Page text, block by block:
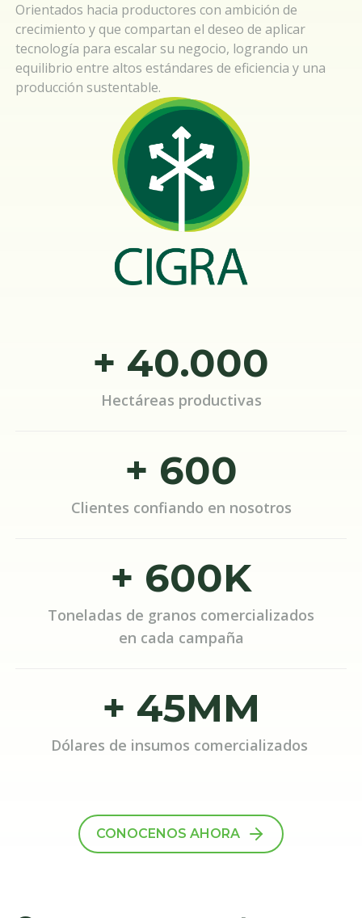
Orientados hacia productores con ambición de
crecimiento y que compartan el deseo de aplicar
tecnología para escalar su negocio, logrando un
equilibrio entre altos estándares de eficiencia y una
producción sustentable.
+ 40.000
Hectáreas productivas
+ 600
Clientes confiando en nosotros
+ 600K
Toneladas de granos comercializados
en cada campaña
+ 45MM
Dólares de insumos comercializados
CONOCENOS AHORA